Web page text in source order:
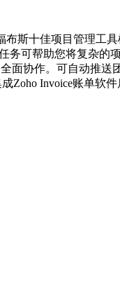
斯十佳项目管理工具
务可帮助您将复杂的
面协作。可自动推送
Invoice账单软件